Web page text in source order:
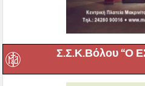
Σ.Σ.Κ.Βόλου “Ο